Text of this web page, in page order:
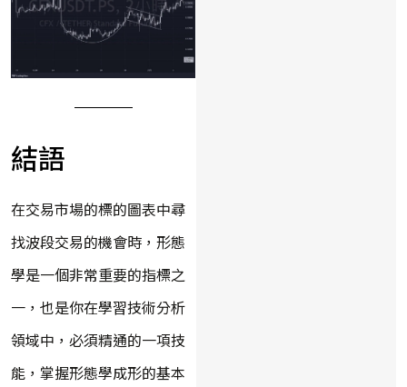
結語
在交易市場的標的圖表中尋
找波段交易的機會時，形態
學是一個非常重要的指標之
一，也是你在學習技術分析
領域中，必須精通的一項技
能，掌握形態學成形的基本